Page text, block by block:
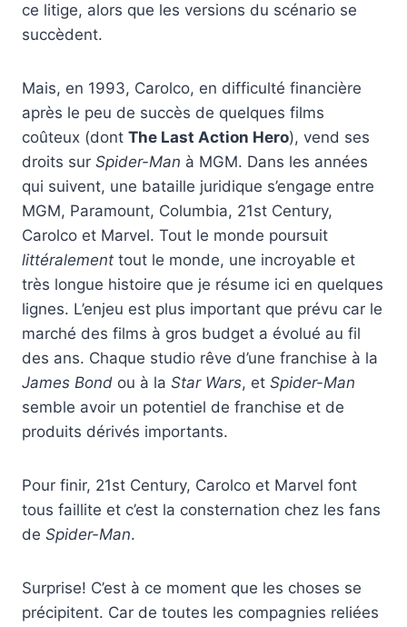
ce litige, alors que les versions du scénario se
succèdent.
Mais, en 1993, Carolco, en difficulté financière
après le peu de succès de quelques films
coûteux (dont The Last Action Hero), vend ses
droits sur Spider-Man à MGM. Dans les années
qui suivent, une bataille juridique s’engage entre
MGM, Paramount, Columbia, 21st Century,
Carolco et Marvel. Tout le monde poursuit
littéralement tout le monde, une incroyable et
très longue histoire que je résume ici en quelques
lignes. L’enjeu est plus important que prévu car le
marché des films à gros budget a évolué au fil
des ans. Chaque studio rêve d’une franchise à la
James Bond ou à la Star Wars, et Spider-Man
semble avoir un potentiel de franchise et de
produits dérivés importants.
Pour finir, 21st Century, Carolco et Marvel font
tous faillite et c’est la consternation chez les fans
de Spider-Man.
Surprise! C’est à ce moment que les choses se
précipitent. Car de toutes les compagnies reliées